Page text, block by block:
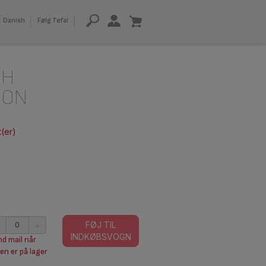
Danish Følg Tefal
+
mail når
er på lager
FØJ TIL
INDKØBSVOGN